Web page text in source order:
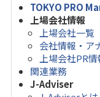
TOKYO PRO
上場会社情報
上場会社一覧
会社情報・ア
上場会社PR情
関連業務
J-Adviser